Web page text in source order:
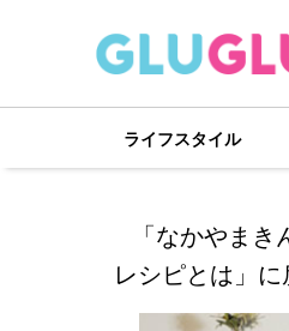
ライフスタイル
「なかやま
レシピとは」に